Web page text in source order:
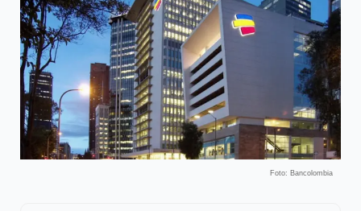
Foto: Bancolombia